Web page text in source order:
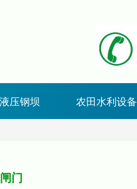
液压钢坝 农田水利设备
门